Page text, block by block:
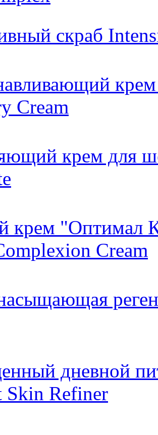
скраб
Cream
крем для
крем "Оптимал
Cream
дневной
Skin Refiner